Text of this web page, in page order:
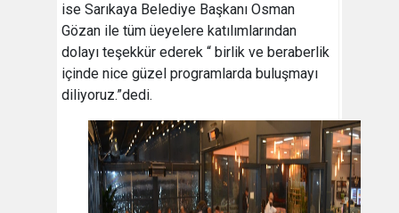
ise Sarıkaya Belediye Başkanı Osman
Gözan ile tüm üeyelere katılımlarından
dolayı teşekkür ederek “ birlik ve beraberlik
içinde nice güzel programlarda buluşmayı
diliyoruz.”dedi.